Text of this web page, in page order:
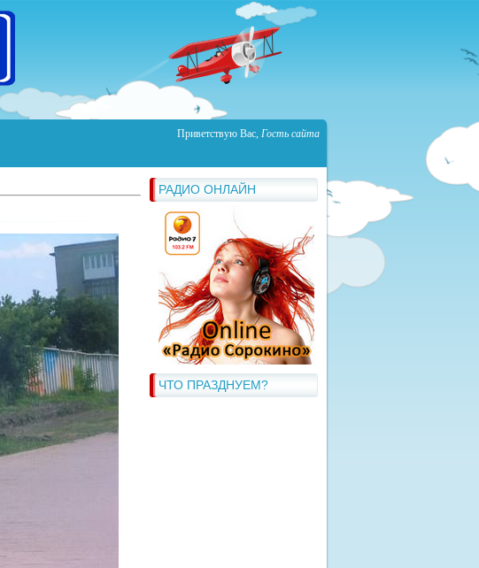
Приветствую Вас, Гость сайта
РАДИО ОНЛАЙН
ЧТО ПРАЗДНУЕМ?